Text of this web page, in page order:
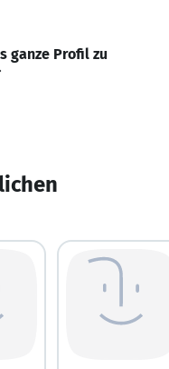
ganze Profil zu